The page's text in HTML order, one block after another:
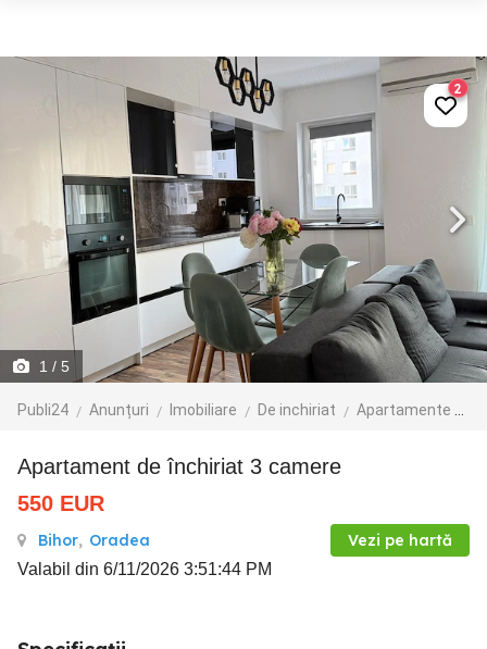
1 / 5
Publi24 Anunțuri Imobiliare De inchiriat Apartamente de inchiriat
2
Apartament de închiriat 3 camere
550 EUR
Bihor, Oradea Vezi pe hartă
Valabil din 6/11/2026 3:51:44 PM